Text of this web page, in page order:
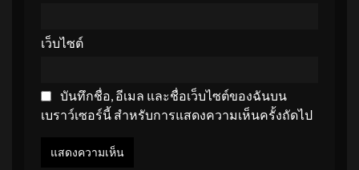
เว็บไซต์
บันทึกชื่อ, อีเมล และชื่อเว็บไซต์ของฉันบน
เบราว์เซอร์นี้ สำหรับการแสดงความเห็นครั้งถัดไป